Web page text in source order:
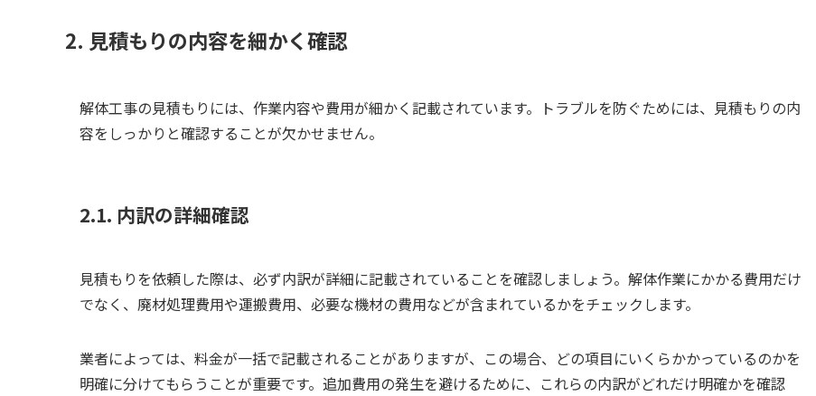
2. 見積もりの内容を細かく確認
解体工事の見積もりには、作業内容や費用が細かく記載されています。トラブルを防ぐためには、見積もりの内
容をしっかりと確認することが欠かせません。
2.1. 内訳の詳細確認
見積もりを依頼した際は、必ず内訳が詳細に記載されていることを確認しましょう。解体作業にかかる費用だけ
でなく、廃材処理費用や運搬費用、必要な機材の費用などが含まれているかをチェックします。
業者によっては、料金が一括で記載されることがありますが、この場合、どの項目にいくらかかっているのかを
明確に分けてもらうことが重要です。追加費用の発生を避けるために、これらの内訳がどれだけ明確かを確認